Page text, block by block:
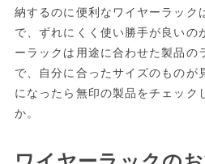
納するのに便利なワイヤーラック
で、ずれにくく使い勝手が良いの
ーラックは用途に合わせた製品の
で、自分に合ったサイズのものが
になったら無印の製品をチェック
か。